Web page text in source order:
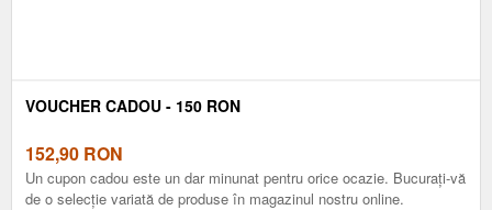
VOUCHER CADOU - 150 RON
152,90 RON
Un cupon cadou este un dar minunat pentru orice ocazie. Bucurați-vă
de o selecție variată de produse în magazinul nostru online.